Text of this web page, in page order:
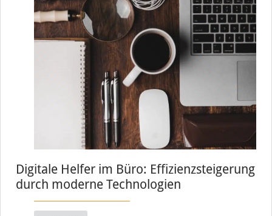
Digitale Helfer im Büro: Effizienzsteigerung
durch moderne Technologien